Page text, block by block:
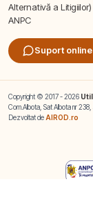
Alternativă a Litigiilor)
ANPC
Suport online
Copyright © 2017 - 2026
Com.Albota, Sat Albota nr
Dezvoltat de AIROD.ro